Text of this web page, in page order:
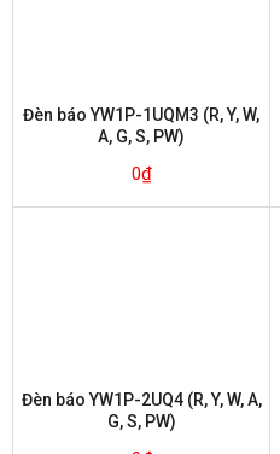
Đèn báo YW1P-1UQM3 (R, Y, W,
A, G, S, PW)
0₫
Đèn báo YW1P-2UQ4 (R, Y, W, A,
G, S, PW)